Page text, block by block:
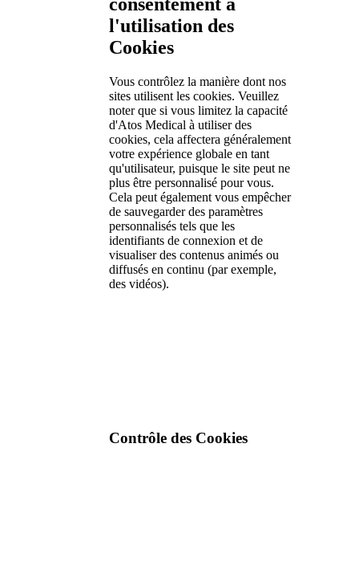
consentement à
l'utilisation des
Cookies
Vous contrôlez la manière dont nos
sites utilisent les cookies. Veuillez
noter que si vous limitez la capacité
d'Atos Medical à utiliser des
cookies, cela affectera généralement
votre expérience globale en tant
qu'utilisateur, puisque le site peut ne
plus être personnalisé pour vous.
Cela peut également vous empêcher
de sauvegarder des paramètres
personnalisés tels que les
identifiants de connexion et de
visualiser des contenus animés ou
diffusés en continu (par exemple,
des vidéos).
Contrôle des Cookies